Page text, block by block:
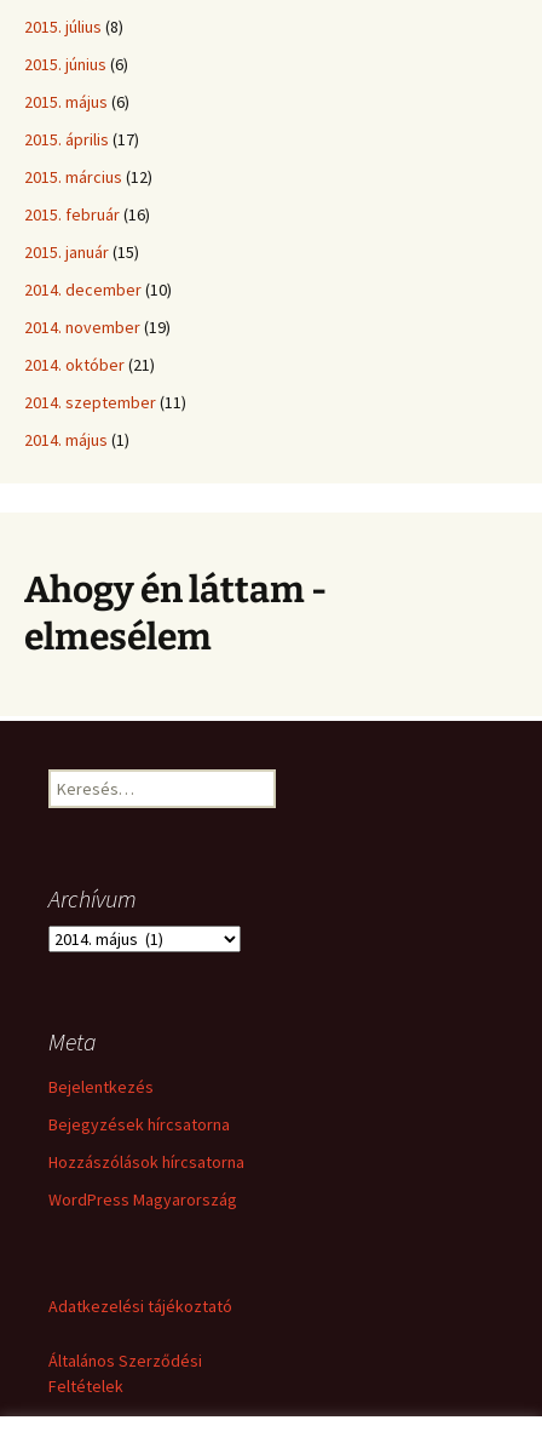
2015. július (8)
2015. június (6)
2015. május (6)
2015. április (17)
2015. március (12)
2015. február(16)
2015. január(15)
2014. december(10)
2014. november(19)
2014. október(21)
2014. szeptember(11)
2014. május (1)
Ahogy én láttam -
elmesélem
Keresés:
Archívum
Archívum
Meta
Bejelentkezés
Bejegyzések hírcsatorna
Hozzászólások hírcsatorna
WordPress Magyarország
Adatkezelési tájékoztató
Általános Szerződési
Feltételek